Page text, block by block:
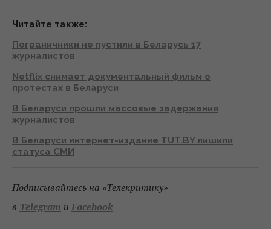
Читайте также:
Пограничники не пустили в Беларусь 17
журналистов
Netflix снимает документальный фильм о
протестах в Беларуси
В Беларуси прошли массовые задержания
журналистов
В Беларуси интернет-издание TUT.BY лишили
статуса СМИ
Подписывайтесь на «Телекритику»
в Telegram и Facebook